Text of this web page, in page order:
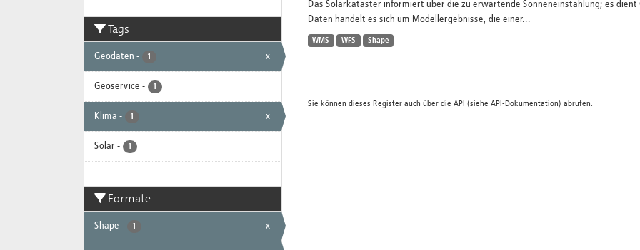
Tags
Geodaten - 1 x
Geoservice - 1
Klima - 1 x
Solar - 1
Formate
Shape - 1 x
Das Solarkataster informiert über die zu erwartende Sonneneinstahlung; es
Daten handelt es sich um Modellergebnisse, die einer...
WMS WFS Shape
Sie können dieses Register auch über die API (siehe API-Dokumentation) abrufen.